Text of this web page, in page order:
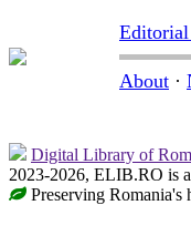
Editorial
About ·
Digital Library of
2023-2026, ELIB.RO is
Preserving Romania's